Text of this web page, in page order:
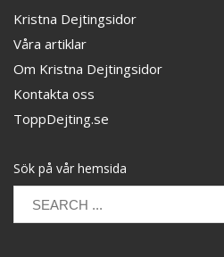
Kristna Dejtingsidor
Våra artiklar
Om Kristna Dejtingsidor
Kontakta oss
ToppDejting.se
Sök på vår hemsida